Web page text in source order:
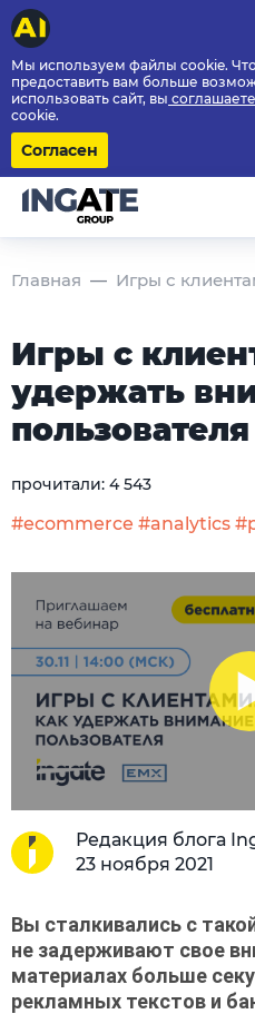
Мы используем файлы cookie.
предоставить вам больше
использовать сайт, вы
cookie.
Согласен
Главная Игры с
Игры с
удержать
пользователя
прочитали: 4 543
#ecommerce #analytics
Редакция блога
23 ноября 2021
Вы сталкивались с
не задерживают свое
материалах больше
рекламных текстов и